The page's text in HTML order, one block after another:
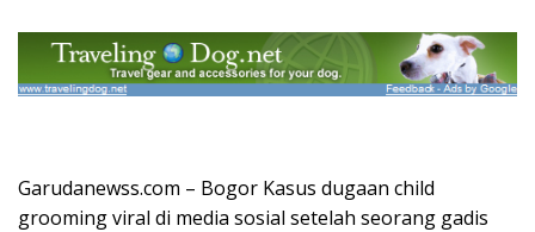
Garudanewss.com – Bogor Kasus dugaan child
grooming viral di media sosial setelah seorang gadis